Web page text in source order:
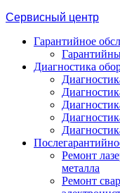
Сервисный центр
Гарантийное
Диагностика
Ремонт
металла
Ремонт